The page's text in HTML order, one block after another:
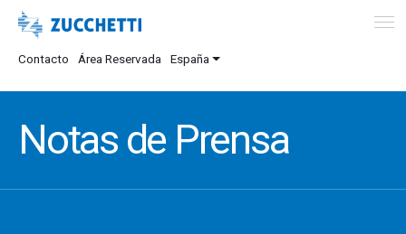
Contacto Área Reservada España
Notas de Prensa